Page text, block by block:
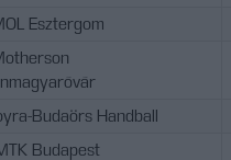
Esztergom
Budaörs Handball
Budapest